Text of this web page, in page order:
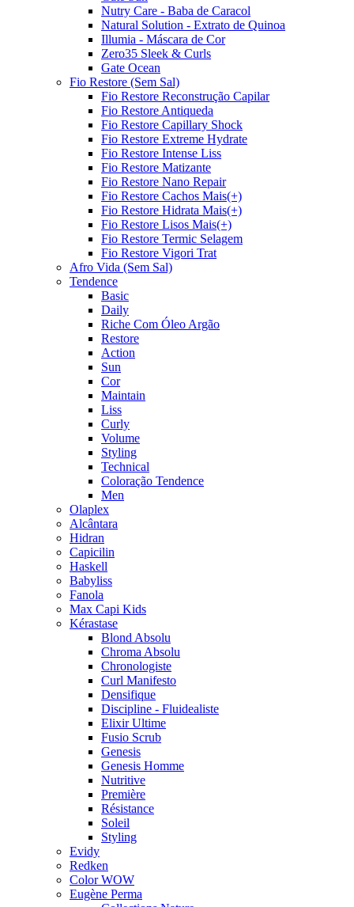
Nutry Care - Baba de Caracol
Natural Solution - Extrato de Quinoa
Illumia - Máscara de Cor
Zero35 Sleek & Curls
Gate Ocean
Fio Restore (Sem Sal)
Fio Restore Reconstrução Capilar
Fio Restore Antiqueda
Fio Restore Capillary Shock
Fio Restore Extreme Hydrate
Fio Restore Intense Liss
Fio Restore Matizante
Fio Restore Nano Repair
Fio Restore Cachos Mais(+)
Fio Restore Hidrata Mais(+)
Fio Restore Lisos Mais(+)
Fio Restore Termic Selagem
Fio Restore Vigori Trat
Afro Vida (Sem Sal)
Tendence
Basic
Daily
Riche Com Óleo Argão
Restore
Action
Sun
Cor
Maintain
Liss
Curly
Volume
Styling
Technical
Coloração Tendence
Men
Olaplex
Alcântara
Hidran
Capicilin
Haskell
Babyliss
Fanola
Max Capi Kids
Kérastase
Blond Absolu
Chroma Absolu
Chronologiste
Curl Manifesto
Densifique
Discipline - Fluidealiste
Elixir Ultime
Fusio Scrub
Genesis
Genesis Homme
Nutritive
Première
Résistance
Soleil
Styling
Evidy
Redken
Color WOW
Eugène Perma